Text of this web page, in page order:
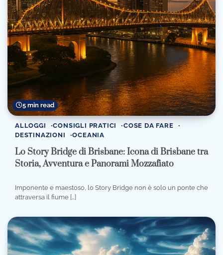
5 min read
ALLOGGI CONSIGLI PRATICI
COSE DA FARE
DESTINAZIONI
OCEANIA
Lo Story Bridge di Brisbane: Icona di Brisbane tra
Storia, Avventura e Panorami Mozzafiato
Imponente e maestoso, lo Story Bridge non è solo un ponte che
attraversa il fiume […]